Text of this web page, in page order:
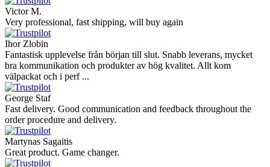
Victor M.
Very professional, fast shipping, will buy again
Ihor Zlobin
Fantastisk upplevelse från början till slut. Snabb leverans, mycket
bra kommunikation och produkter av hög kvalitet. Allt kom
välpackat och i perf ...
George Staf
Fast delivery. Good communication and feedback throughout the
order procedure and delivery.
Martynas Sagaitis
Great product. Game changer.